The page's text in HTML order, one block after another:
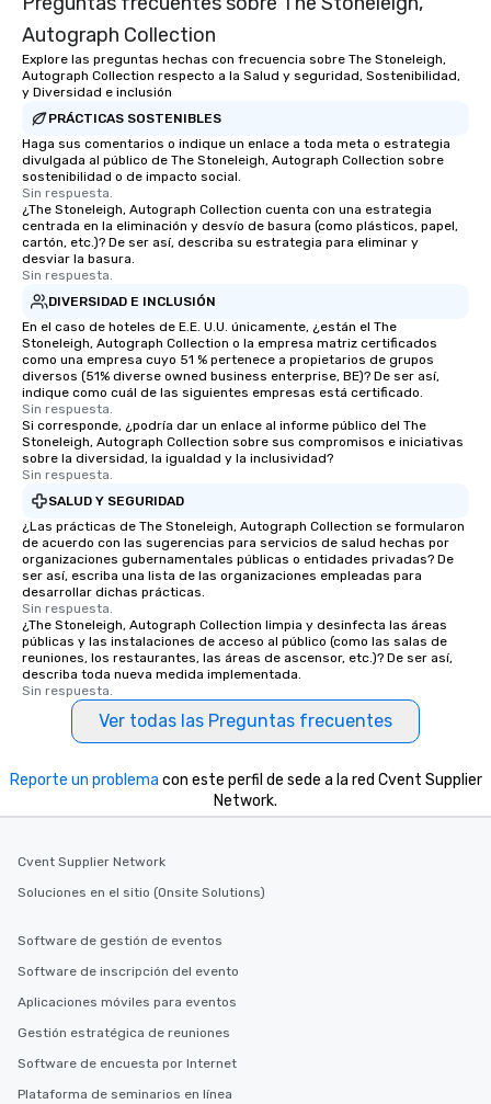
Autograph Collection
Explore las preguntas hechas con frecuencia sobre The Stoneleigh,
Autograph Collection respecto a la Salud y seguridad, Sostenibilidad,
y Diversidad e inclusión
PRÁCTICAS SOSTENIBLES
Haga sus comentarios o indique un enlace a toda meta o estrategia
divulgada al público de The Stoneleigh, Autograph Collection sobre
sostenibilidad o de impacto social.
Sin respuesta.
¿The Stoneleigh, Autograph Collection cuenta con una estrategia
centrada en la eliminación y desvío de basura (como plásticos, papel,
cartón, etc.)? De ser así, describa su estrategia para eliminar y
desviar la basura.
Sin respuesta.
DIVERSIDAD E INCLUSIÓN
En el caso de hoteles de E.E. U.U. únicamente, ¿están el The
Stoneleigh, Autograph Collection o la empresa matriz certificados
como una empresa cuyo 51 % pertenece a propietarios de grupos
diversos (51% diverse owned business enterprise, BE)? De ser así,
indique como cuál de las siguientes empresas está certificado.
Sin respuesta.
Si corresponde, ¿podría dar un enlace al informe público del The
Stoneleigh, Autograph Collection sobre sus compromisos e iniciativas
sobre la diversidad, la igualdad y la inclusividad?
Sin respuesta.
SALUD Y SEGURIDAD
¿Las prácticas de The Stoneleigh, Autograph Collection se formularon
de acuerdo con las sugerencias para servicios de salud hechas por
organizaciones gubernamentales públicas o entidades privadas? De
ser así, escriba una lista de las organizaciones empleadas para
desarrollar dichas prácticas.
Sin respuesta.
¿The Stoneleigh, Autograph Collection limpia y desinfecta las áreas
públicas y las instalaciones de acceso al público (como las salas de
reuniones, los restaurantes, las áreas de ascensor, etc.)? De ser así,
describa toda nueva medida implementada.
Sin respuesta.
Ver todas las Preguntas frecuentes
Reporte un problema con este perfil de sede a la red Cvent Supplier
Network.
Cvent Supplier Network
Soluciones en el sitio (Onsite Solutions)
Software de gestión de eventos
Software de inscripción del evento
Aplicaciones móviles para eventos
Gestión estratégica de reuniones
Software de encuesta por Internet
Plataforma de seminarios en línea